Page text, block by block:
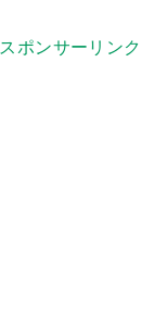
スポンサーリンク